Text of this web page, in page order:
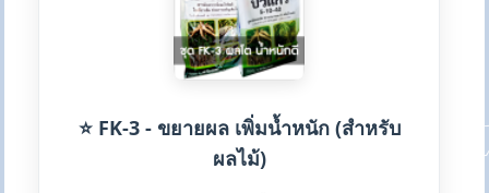
⭐ FK-3 - ขยายผล เพิ่มน้ำหนัก (สำหรับ
ผลไม้)